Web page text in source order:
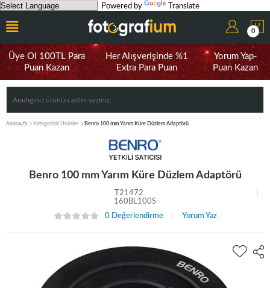
Powered by Translate
0
Üye Ol 100TL Para
Puan Kazan
Her Alışverişinde %1
Extra Para Puan
Yorum Yap-
Puan Kazan
Anasayfa Kategorisiz Ürünler Benro 100 mm Yarım Küre Düzlem Adaptörü
Benro 100 mm Yarım Küre Düzlem Adaptörü
T21472
160BL100S
0 Değerlendirme
Yorum Yaz